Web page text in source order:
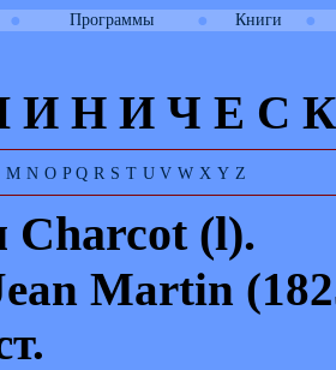
● Программы ● Книги ●
И Н И Ч Е С К
M N O P Q R S T U V W X Y Z
Charcot (l).
Martin